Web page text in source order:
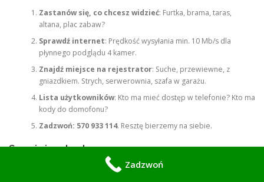
Zastanów się, co chcesz widzieć: Furtka, brama, taras,
altana, plac zabaw?
Sprawdź internet: Prędkość wysyłania min. 10 Mb/s dla
płynnego podglądu 4 kamer.
Znajdź miejsce na rejestrator: Suche, przewiewne, z
gniazdkiem. Strych, serwerownia, szafa w garażu.
Lista użytkowników: Kto ma mieć dostęp w telefonie? Kto ma
kody do domofonu?
Zadzwoń: 570 933 114. Resztę bierzemy na siebie.
Serwis i rozbudowa
Każdy system można rozbudować. Za rok chcesz dodać kamerę na
Zadzwoń